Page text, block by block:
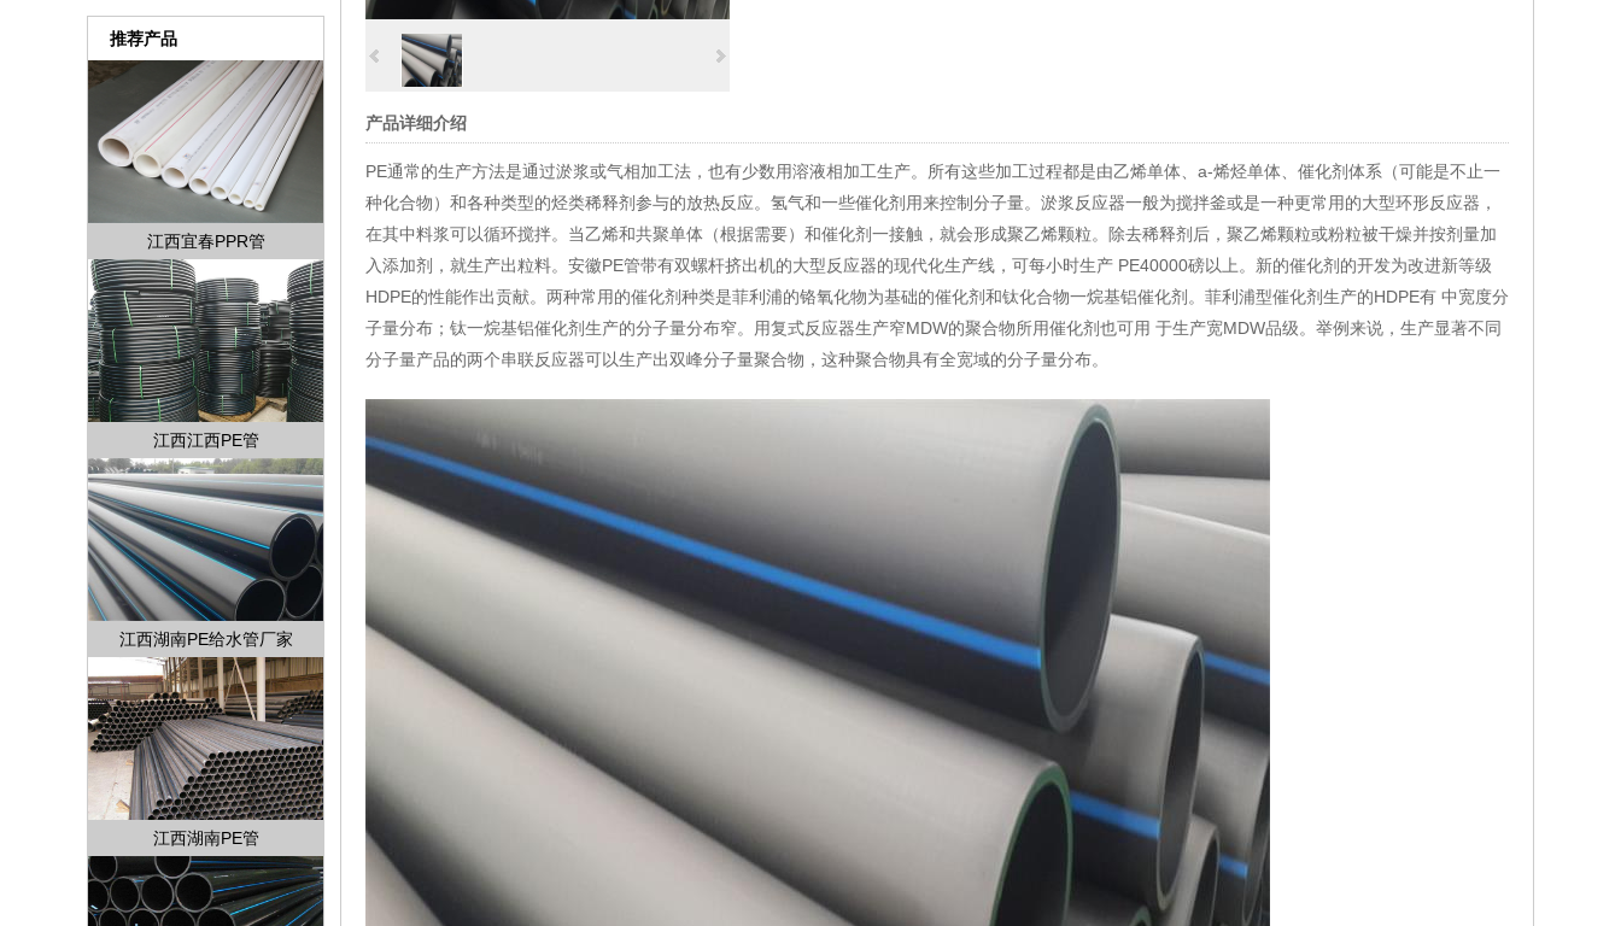
产品详细介绍
PE通常的生产方法是通过淤浆或气相加工法，也有少数用溶液相加工生产。所有这些加工过程都是由乙烯单体、a-烯烃单体、催化剂体系（可能是不止一
种化合物）和各种类型的烃类稀释剂参与的放热反应。氢气和一些催化剂用来控制分子量。淤浆反应器一般为搅拌釜或是一种更常用的大型环形反应器，
在其中料浆可以循环搅拌。当乙烯和共聚单体（根据需要）和催化剂一接触，就会形成聚乙烯颗粒。除去稀释剂后，聚乙烯颗粒或粉粒被干燥并按剂量加
入添加剂，就生产出粒料。 安徽PE管带有双螺杆挤出机的大型反应器的现代化生产线，可每小时生产 PE40000磅以上。新的催化剂的开发为改进新等级
HDPE的性能作出贡献。两种常用的催化剂种类是菲利浦的铬氧化物为基础的催化剂和钛化合物一烷基铝催化剂。菲利浦型催化剂生产的HDPE有 中宽度分
子量分布；钛一烷基铝催化剂生产的分子量分布窄。用复式反应器生产窄MDW的聚合物所用催化剂也可用 于生产宽MDW品级。举例来说，生产显著不同
分子量产品的两个串联反应器可以生产出双峰分子量聚合物，这种聚合物具有全宽域的分子量分布。
推荐产品
江西宜春PPR管
江西江西PE管
江西湖南PE给水管厂家
江西湖南PE管